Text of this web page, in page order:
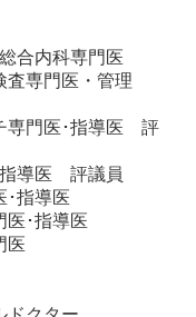
合内科専門医
査専門医・管理
専門医･指導医 評
指導医 評議員
･指導医
医･指導医
医